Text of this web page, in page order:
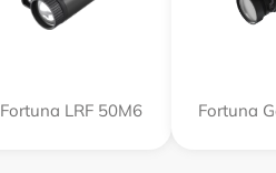
Fortuna LRF 50M6 Fortuna